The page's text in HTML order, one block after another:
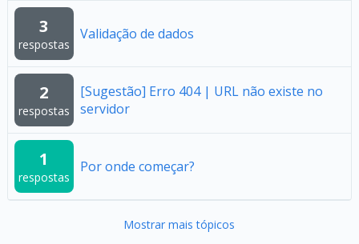
3
respostas
Validação de dados
2
respostas
[Sugestão] Erro 404 | URL não existe no
servidor
1
respostas
Por onde começar?
Mostrar mais tópicos